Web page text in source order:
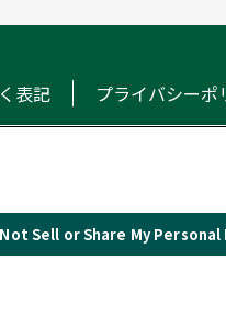
表記 プライバシーポ
Sell or Share My